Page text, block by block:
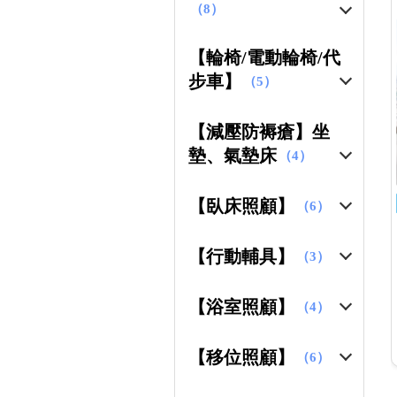
（8）
【輪椅/電動輪椅/代
步車】
（5）
【減壓防褥瘡】坐
墊、氣墊床
（4）
【臥床照顧】 （6）
【行動輔具】 （3）
【浴室照顧】 （4）
【移位照顧】 （6）